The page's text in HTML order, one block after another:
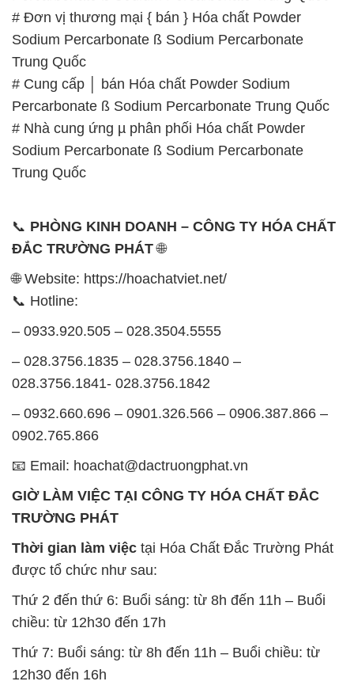
# Đơn vị thương mại { bán } Hóa chất Powder
Sodium Percarbonate ß Sodium Percarbonate
Trung Quốc
# Cung cấp │ bán Hóa chất Powder Sodium
Percarbonate ß Sodium Percarbonate Trung Quốc
# Nhà cung ứng µ phân phối Hóa chất Powder
Sodium Percarbonate ß Sodium Percarbonate
Trung Quốc
📞 PHÒNG KINH DOANH – CÔNG TY HÓA CHẤT
ĐẮC TRƯỜNG PHÁT🌐
🌐 Website: https://hoachatviet.net/
📞 Hotline:
– 0933.920.505 – 028.3504.5555
– 028.3756.1835 – 028.3756.1840 –
028.3756.1841- 028.3756.1842
– 0932.660.696 – 0901.326.566 – 0906.387.866 –
0902.765.866
📧 Email: hoachat@dactruongphat.vn
GIỜ LÀM VIỆC TẠI CÔNG TY HÓA CHẤT ĐẮC
TRƯỜNG PHÁT
Thời gian làm việc tại Hóa Chất Đắc Trường Phát
được tổ chức như sau:
Thứ 2 đến thứ 6: Buổi sáng: từ 8h đến 11h – Buổi
chiều: từ 12h30 đến 17h
Thứ 7: Buổi sáng: từ 8h đến 11h – Buổi chiều: từ
12h30 đến 16h